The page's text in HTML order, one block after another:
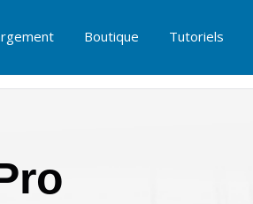
Boutique Tutoriels